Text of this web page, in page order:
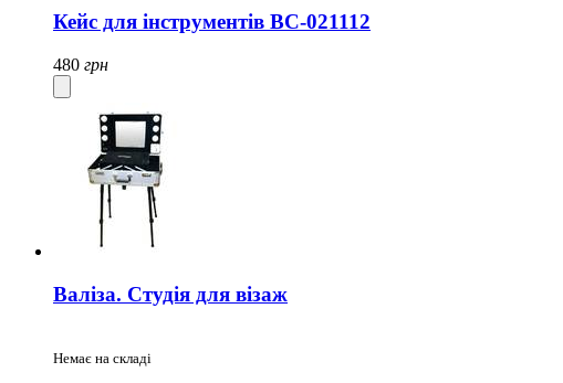
Кейс для інструментів BC-021112
480 грн
Валіза. Студія для візаж
Немає на складі